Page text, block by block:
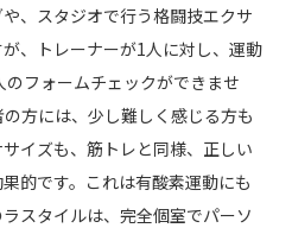
、スタジオで行う格闘技エクサ
、トレーナーが1人に対し、運動
フォームチェックができませ
方には、少し難しく感じる方も
イズも、筋トレと同様、正しい
的です。これは有酸素運動にも
スタイルは、完全個室でパーソ